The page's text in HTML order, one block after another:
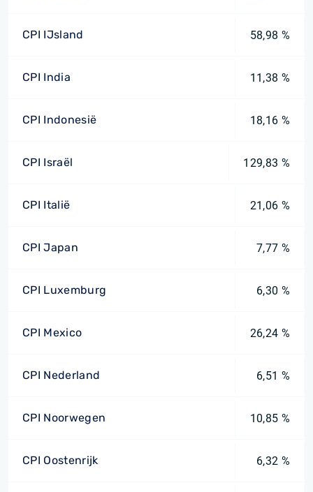
CPI IJsland 58,98 %
CPI India 11,38 %
CPI Indonesië 18,16 %
CPI Israël 129,83 %
CPI Italië 21,06 %
CPI Japan 7,77 %
CPI Luxemburg 6,30 %
CPI Mexico 26,24 %
CPI Nederland 6,51 %
CPI Noorwegen 10,85 %
CPI Oostenrijk 6,32 %